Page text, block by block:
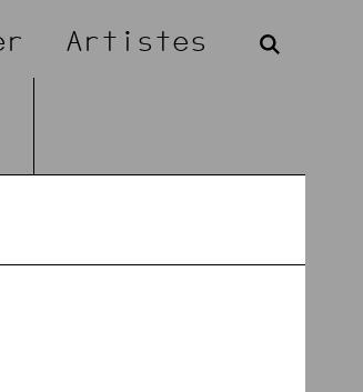
Artistes